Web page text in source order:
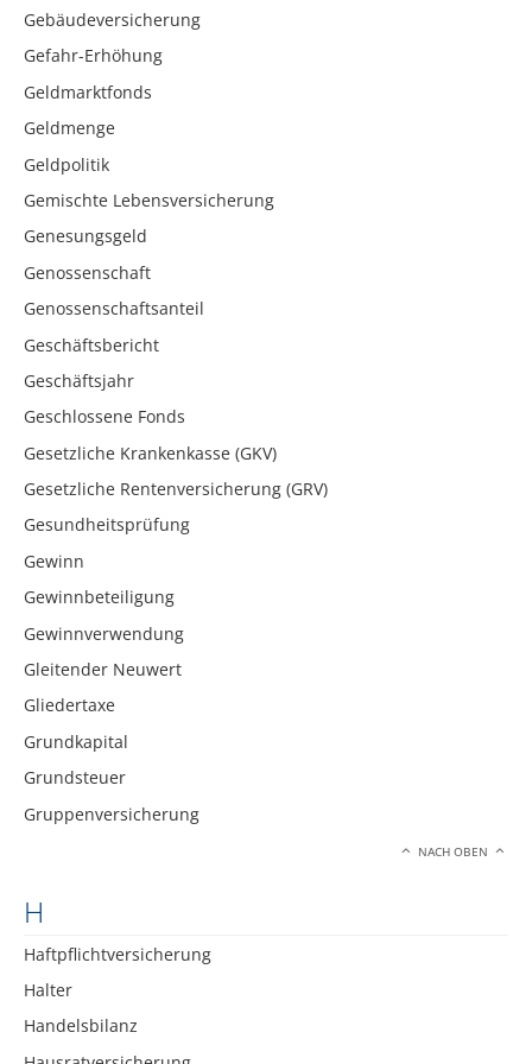
Gebäudeversicherung
Gefahr-Erhöhung
Geldmarktfonds
Geldmenge
Geldpolitik
Gemischte Lebensversicherung
Genesungsgeld
Genossenschaft
Genossenschaftsanteil
Geschäftsbericht
Geschäftsjahr
Geschlossene Fonds
Gesetzliche Krankenkasse (GKV)
Gesetzliche Rentenversicherung (GRV)
Gesundheitsprüfung
Gewinn
Gewinnbeteiligung
Gewinnverwendung
Gleitender Neuwert
Gliedertaxe
Grundkapital
Grundsteuer
Gruppenversicherung
NACH OBEN
H
Haftpflichtversicherung
Halter
Handelsbilanz